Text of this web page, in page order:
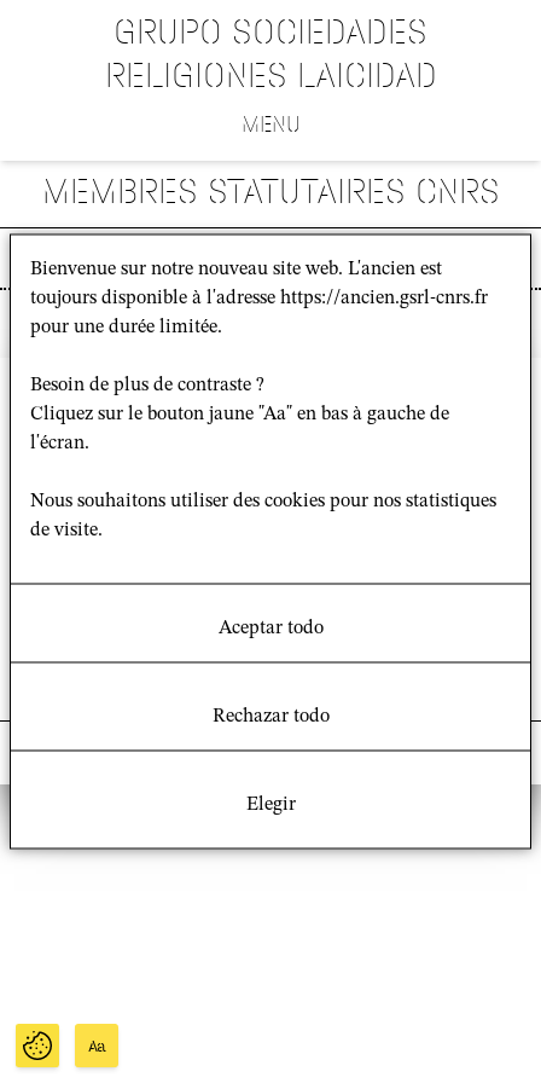
GRUPO SOCIEDADES
RELIGIONES LAICIDAD
MENU
MEMBRES STATUTAIRES CNRS
RECHERCHER DANS LE SITE
Bienvenue sur notre nouveau site web. L'ancien est
toujours disponible à l'adresse https://ancien.gsrl-cnrs.fr
pour une durée limitée.
Besoin de plus de contraste ?
Cliquez sur le bouton jaune "Aa" en bas à gauche de
l'écran.
Nous souhaitons utiliser des cookies pour nos statistiques
de visite.
Aceptar todo
Rechazar todo
Elegir
Aa
Bâtiment Recherche Nord
Campus Condorcet
14 Cours des Humanités
Mapa del sitio
Descargas: